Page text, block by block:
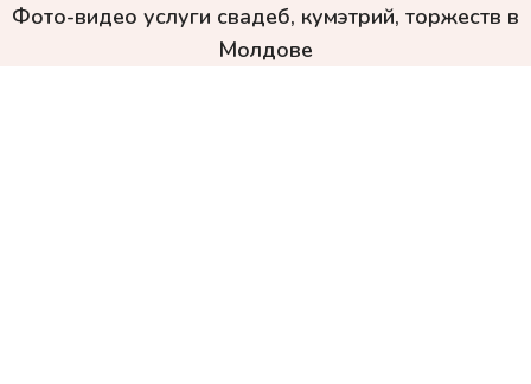
Фото-видео услуги свадеб, кумэтрий, торжеств в
Молдове